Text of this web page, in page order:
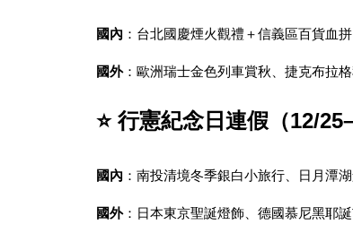
國內 ：台北國慶煙火觀禮＋信義區百貨血
國外：歐洲瑞士金色列車賞秋、捷克布拉
⭐ 行憲紀念日連假（12/
國內 ：南投清境冬季銀白小旅行、日月潭
國外：日本東京聖誕燈飾、德國慕尼黑耶